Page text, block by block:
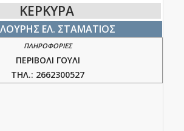
ΚΕΡΚΥΡΑ
ΕΛ. ΣΤΑΜΑΤΙΟΣ
ΠΕΡΙΒΟΛΙ ΓΟΥΛΙ
ΤΗΛ.: 2662300527